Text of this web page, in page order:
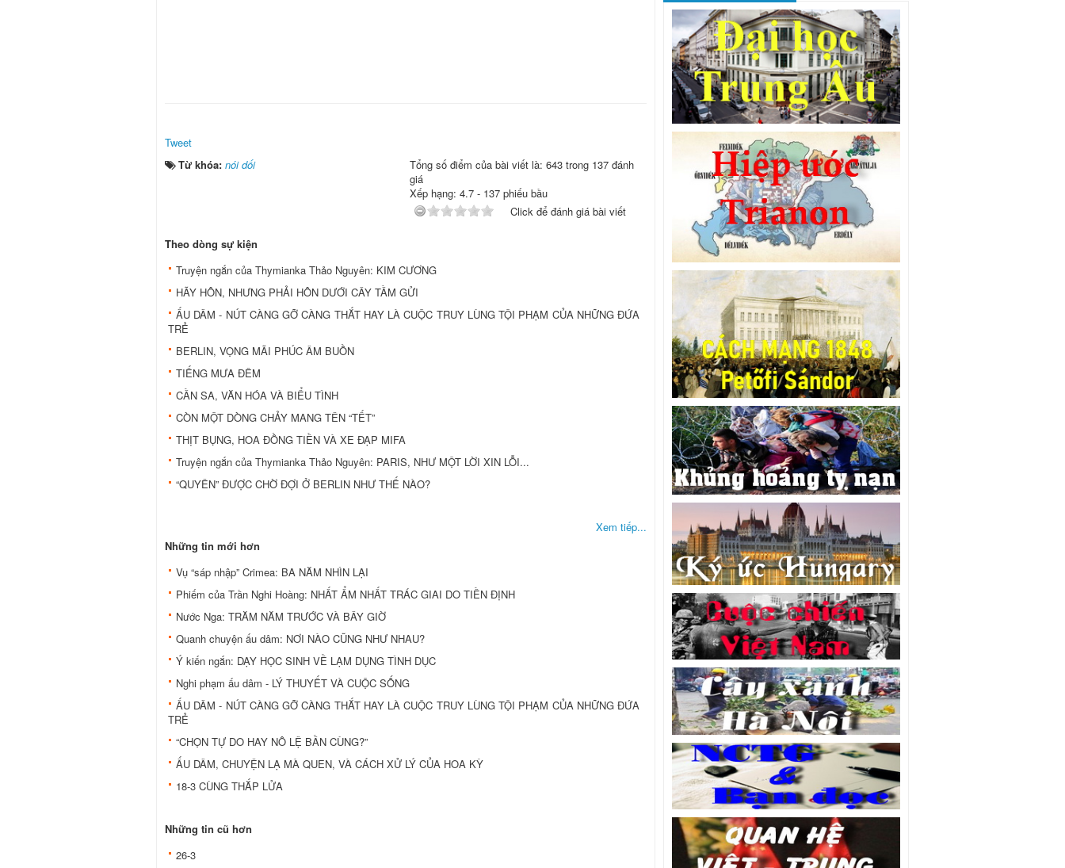
Tweet
Từ khóa: nói dối
Tổng số điểm của bài viết là: 643 trong 137 đánh
giá
Xếp hạng: 4.7- 137phiếu bầu
Click để đánh giá bài viết
Theo dòng sự kiện
Truyện ngắn của Thymianka Thảo Nguyên: KIM CƯƠNG
HÃY HÔN, NHƯNG PHẢI HÔN DƯỚI CÂY TẦM GỬI
ẤU DÂM - NÚT CÀNG GỠ CÀNG THẮT HAY LÀ CUỘC TRUY LÙNG TỘI PHẠM CỦA NHỮNG ĐỨA
TRẺ
BERLIN, VỌNG MÃI PHÚC ÂM BUỒN
TIẾNG MƯA ĐÊM
CẦN SA, VĂN HÓA VÀ BIỂU TÌNH
CÒN MỘT DÒNG CHẢY MANG TÊN “TẾT”
THỊT BỤNG, HOA ĐỒNG TIỀN VÀ XE ĐẠP MIFA
Truyện ngắn của Thymianka Thảo Nguyên: PARIS, NHƯ MỘT LỜI XIN LỖI...
“QUYÊN” ĐƯỢC CHỜ ĐỢI Ở BERLIN NHƯ THẾ NÀO?
Xem tiếp...
Những tin mới hơn
Vụ “sáp nhập” Crimea: BA NĂM NHÌN LẠI
Phiếm của Trần Nghi Hoàng: NHẤT ẨM NHẤT TRÁC GIAI DO TIỀN ĐỊNH
Nước Nga: TRĂM NĂM TRƯỚC VÀ BÂY GIỜ
Quanh chuyện ấu dâm: NƠI NÀO CŨNG NHƯ NHAU?
Ý kiến ngắn: DẠY HỌC SINH VỀ LẠM DỤNG TÌNH DỤC
Nghi phạm ấu dâm - LÝ THUYẾT VÀ CUỘC SỐNG
ẤU DÂM - NÚT CÀNG GỠ CÀNG THẮT HAY LÀ CUỘC TRUY LÙNG TỘI PHẠM CỦA NHỮNG ĐỨA
TRẺ
“CHỌN TỰ DO HAY NÔ LỆ BẦN CÙNG?”
ẤU DÂM, CHUYỆN LẠ MÀ QUEN, VÀ CÁCH XỬ LÝ CỦA HOA KỲ
18-3 CÙNG THẮP LỬA
Những tin cũ hơn
26-3